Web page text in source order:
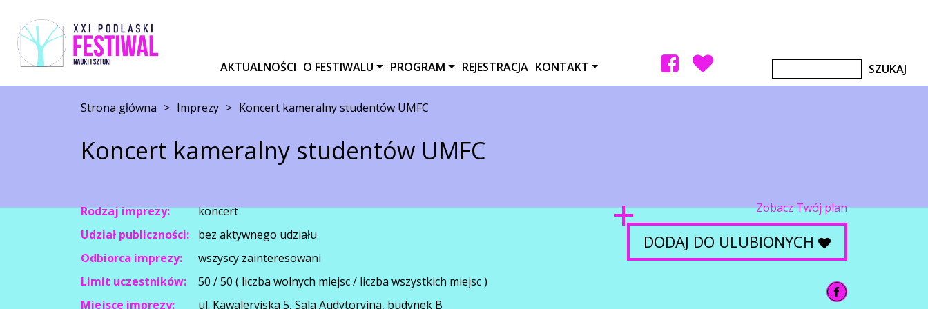
AKTUALNOŚCI O FESTIWALU PROGRAM REJESTRACJA KONTAKT
Strona główna > Imprezy > Koncert kameralny studentów UMFC
Koncert kameralny studentów UMFC
Rodzaj imprezy:
koncert
Udział publiczności:
bez aktywnego udziału
Odbiorca imprezy:
wszyscy zainteresowani
Limit uczestników:
50 / 50 ( liczba wolnych miejsc / liczba wszystkich miejsc )
Miejsce imprezy:
ul. Kawaleryjska 5, Sala Audytoryjna, budynek B
Zobacz Twój plan
DODAJ DO ULUBIONYCH